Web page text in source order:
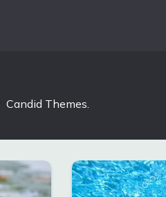
Candid Themes.